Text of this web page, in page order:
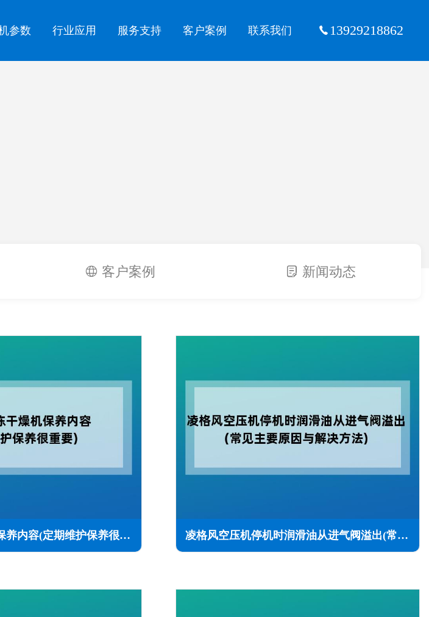
参数 行业应用 服务支持 客户案例 联系我们 13929218862
客户案例 新闻动态
凌格风冷冻干燥机保养内容(定期维护保养很重要) 凌格风空压机停机时润滑油从进气阀溢出(常见主要原因与解决方法)